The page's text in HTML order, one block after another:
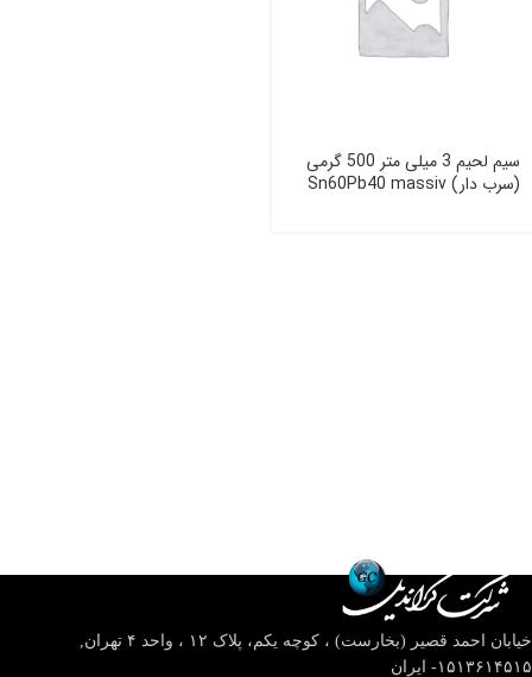
سیم لحیم 3 میلی متر 500 گرمی
(سرب دار) Sn60Pb40 massiv
خیابان احمد قصیر (بخارست) ، کوچه یکم، پلاک ۱۲ ، واحد ۴
تهران,
۱۵۱۳۶۱۴۵۱۵- ایران